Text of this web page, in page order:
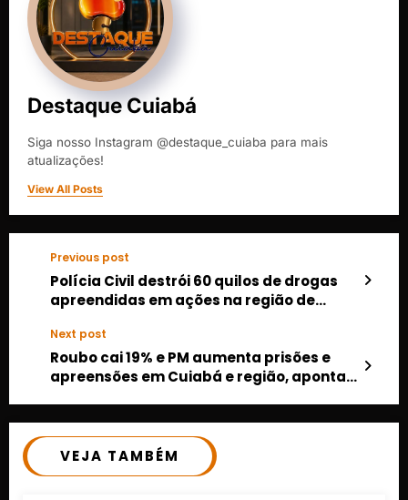
Destaque Cuiabá
Siga nosso Instagram @destaque_cuiaba para mais
atualizações!
View All Posts
Previous post
Polícia Civil destrói 60 quilos de drogas
apreendidas em ações na região de
Next post
Roubo cai 19% e PM aumenta prisões e
apreensões em Cuiabá e região, aponta
VEJA TAMBÉM